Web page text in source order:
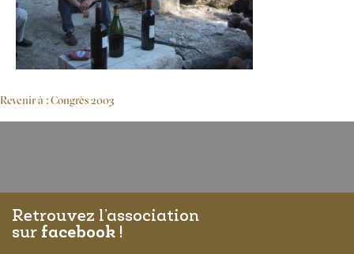
Revenir à : Congrès 2003
Retrouvez l’association
sur facebook !